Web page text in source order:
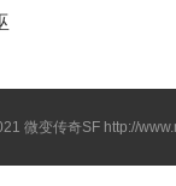
微变传奇SF http://